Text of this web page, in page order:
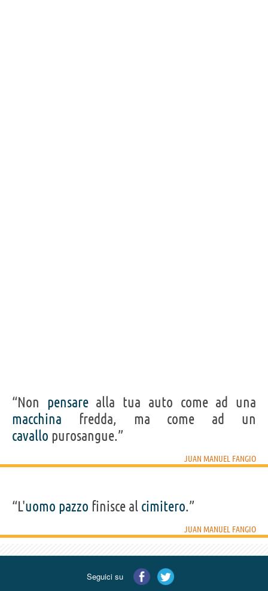
“Non pensarealla tua auto come ad una
macchina fredda, ma come ad un
cavallo purosangue.”
JUAN MANUEL FANGIO
“L'uomo pazzo finisce al cimitero.”
JUAN MANUEL FANGIO
Seguici su